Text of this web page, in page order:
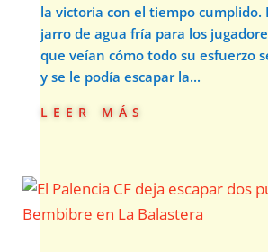
la victoria con el tiempo cumplido.
jarro de agua fría para los
que veían cómo todo su esfuerzo
y se le podía escapar la...
leer más